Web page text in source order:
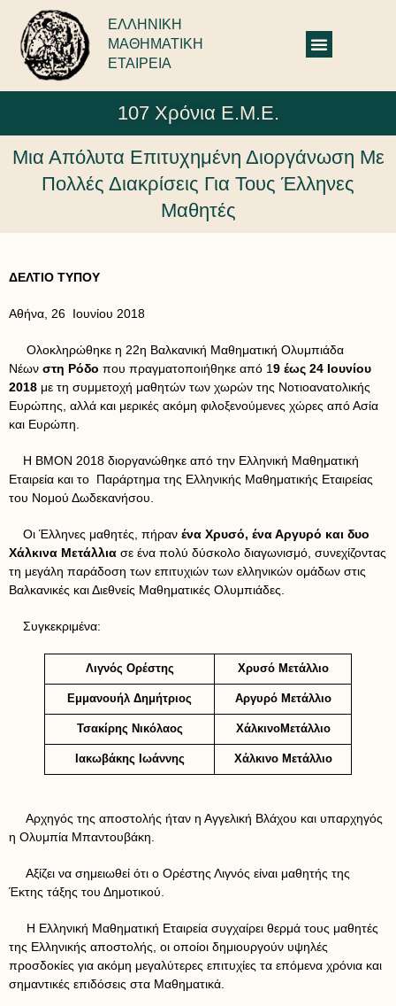
ΕΛΛΗΝΙΚΗ
ΜΑΘΗΜΑΤΙΚΗ
ΕΤΑΙΡΕΙΑ
107 Χρόνια Ε.Μ.Ε.
Μια Απόλυτα Επιτυχημένη Διοργάνωση Με
Πολλές Διακρίσεις Για Τους Έλληνες
Μαθητές
ΔΕΛΤΙΟ ΤΥΠΟΥ
Αθήνα, 26 Ιουνίου 2018
Ολοκληρώθηκε η 22η Βαλκανική Μαθηματική Ολυμπιάδα
Νέων στη Ρόδο που πραγματοποιήθηκε από 19 έως 24 Ιουνίου
2018 με τη συμμετοχή μαθητών των χωρών της Νοτιοανατολικής
Ευρώπης, αλλά και μερικές ακόμη φιλοξενούμενες χώρες από Ασία
και Ευρώπη.
Η ΒΜΟΝ 2018 διοργανώθηκε από την Ελληνική Μαθηματική
Εταιρεία και το Παράρτημα της Ελληνικής Μαθηματικής Εταιρείας
του Νομού Δωδεκανήσου.
Οι Έλληνες μαθητές, πήραν ένα Χρυσό, ένα Αργυρό και δυο
Χάλκινα Μετάλλια σε ένα πολύ δύσκολο διαγωνισμό, συνεχίζοντας
τη μεγάλη παράδοση των επιτυχιών των ελληνικών ομάδων στις
Βαλκανικές και Διεθνείς Μαθηματικές Ολυμπιάδες.
Συγκεκριμένα:
Λιγνός Ορέστης Χρυσό Μετάλλιο
Εμμανουήλ Δημήτριος Αργυρό Μετάλλιο
Τσακίρης Νικόλαος ΧάλκινοΜετάλλιο
Ιακωβάκης Ιωάννης Χάλκινο Μετάλλιο
Αρχηγός της αποστολής ήταν η Αγγελική Βλάχου και υπαρχηγός
η Ολυμπία Μπαντουβάκη.
Αξίζει να σημειωθεί ότι ο Ορέστης Λιγνός είναι μαθητής της
Έκτης τάξης του Δημοτικού.
Η Ελληνική Μαθηματική Εταιρεία συγχαίρει θερμά τους μαθητές
της Ελληνικής αποστολής, οι οποίοι δημιουργούν υψηλές
προσδοκίες για ακόμη μεγαλύτερες επιτυχίες τα επόμενα χρόνια και
σημαντικές επιδόσεις στα Μαθηματικά.